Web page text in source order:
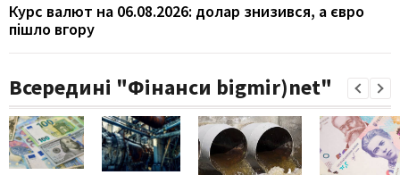
Курс валют на 06.08.2026: долар знизився, а євро
пішло вгору
Всередині "Фінанси bigmir)net"